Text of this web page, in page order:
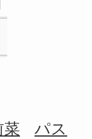
菜
パス